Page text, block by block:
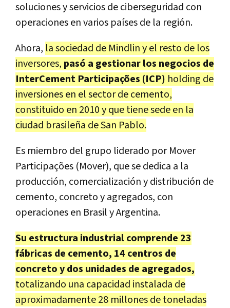
soluciones y servicios de ciberseguridad con
operaciones en varios países de la región.
Ahora, la sociedad de Mindlin y el resto de los
inversores, pasó a gestionar los negocios de
InterCement Participações (ICP) holding de
inversiones en el sector de cemento,
constituido en 2010 y que tiene sede en la
ciudad brasileña de San Pablo.
Es miembro del grupo liderado por Mover
Participações (Mover), que se dedica a la
producción, comercialización y distribución de
cemento, concreto y agregados, con
operaciones en Brasil y Argentina.
Su estructura industrial comprende 23
fábricas de cemento, 14 centros de
concreto y dos unidades de agregados,
totalizando una capacidad instalada de
aproximadamente 28 millones de toneladas